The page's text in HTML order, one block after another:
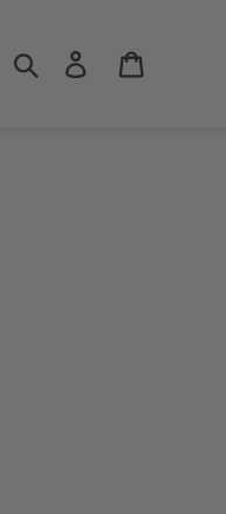
RechercherSe connecter